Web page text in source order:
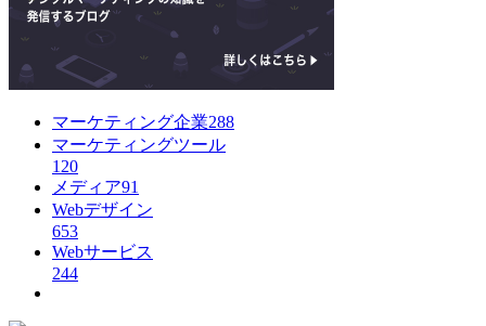
マーケティング企業288
マーケティングツール
120
メディア91
Webデザイン
653
Webサービス
244